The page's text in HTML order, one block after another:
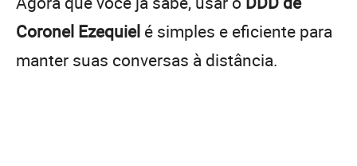
Coronel Ezequiel é simples e eficiente para
manter suas conversas à distância.